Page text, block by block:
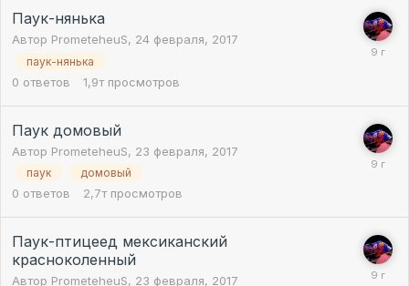
Паук-нянька
Автор PrometeheuS, 24 февраля, 2017
паук-нянька
0 ответов 1,9т просмотров
Паук домовый
Автор PrometeheuS, 23 февраля, 2017
паук домовый
0 ответов 2,7т просмотров
Паук-птицеед мексиканский
красноколенный
Автор PrometeheuS, 23 февраля, 2017